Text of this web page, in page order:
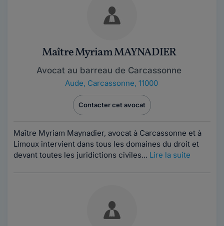
Maître Myriam MAYNADIER
Avocat au barreau de Carcassonne
Aude, Carcassonne, 11000
Contacter cet avocat
Maître Myriam Maynadier, avocat à Carcassonne et à
Limoux intervient dans tous les domaines du droit et
devant toutes les juridictions civiles... Lire la suite